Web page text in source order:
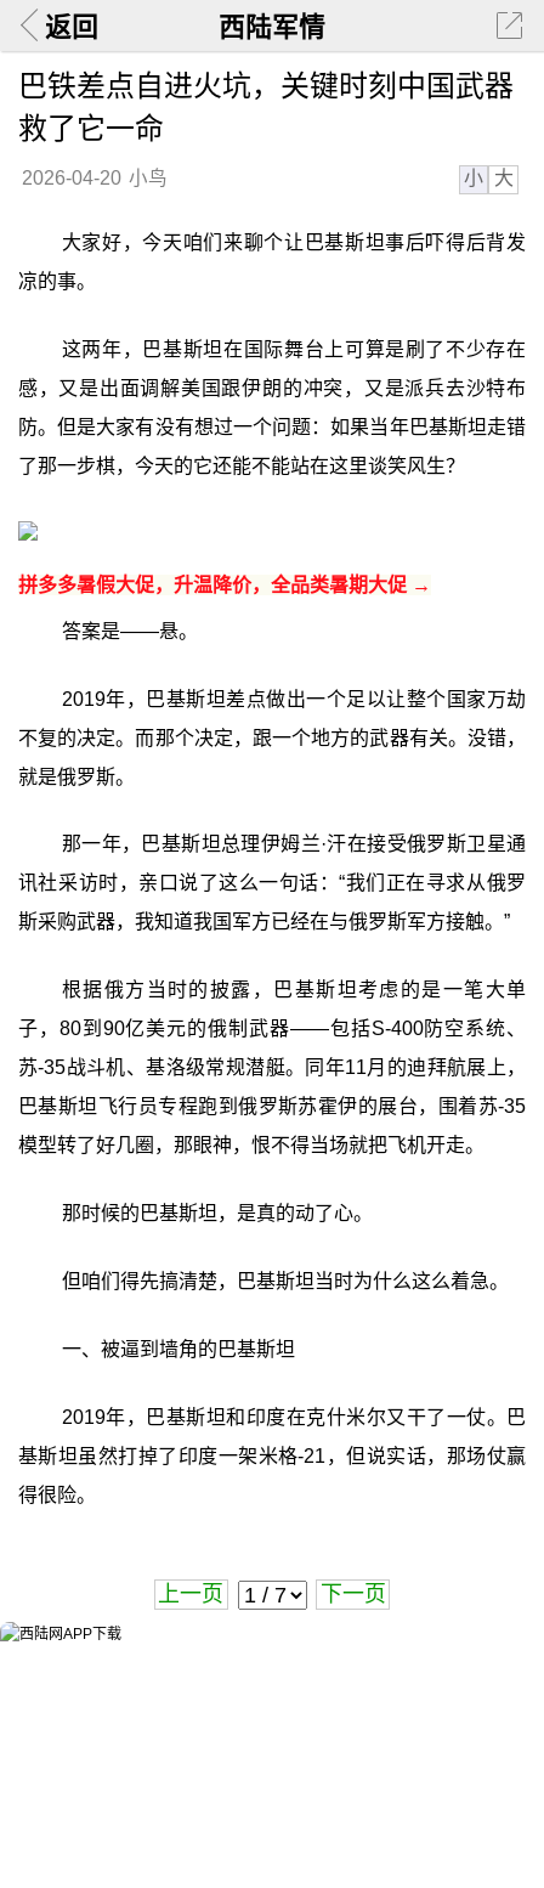
返回 西陆军情
巴铁差点自进火坑，关键时刻中国武器
救了它一命
2026-04-20 小鸟 小 大
大家好，今天咱们来聊个让巴基斯坦事后吓得后背发
凉的事。
这两年，巴基斯坦在国际舞台上可算是刷了不少存在
感，又是出面调解美国跟伊朗的冲突，又是派兵去沙特布
防。但是大家有没有想过一个问题：如果当年巴基斯坦走错
了那一步棋，今天的它还能不能站在这里谈笑风生？
拼多多暑假大促，升温降价，全品类暑期大促 →
答案是——悬。
2019年，巴基斯坦差点做出一个足以让整个国家万劫
不复的决定。而那个决定，跟一个地方的武器有关。没错，
就是俄罗斯。
那一年，巴基斯坦总理伊姆兰·汗在接受俄罗斯卫星通
讯社采访时，亲口说了这么一句话：“我们正在寻求从俄罗
斯采购武器，我知道我国军方已经在与俄罗斯军方接触。”
根据俄方当时的披露，巴基斯坦考虑的是一笔大单
子，80到90亿美元的俄制武器——包括S-400防空系统、
苏-35战斗机、基洛级常规潜艇。同年11月的迪拜航展上，
巴基斯坦飞行员专程跑到俄罗斯苏霍伊的展台，围着苏-35
模型转了好几圈，那眼神，恨不得当场就把飞机开走。
那时候的巴基斯坦，是真的动了心。
但咱们得先搞清楚，巴基斯坦当时为什么这么着急。
一、被逼到墙角的巴基斯坦
2019年，巴基斯坦和印度在克什米尔又干了一仗。巴
基斯坦虽然打掉了印度一架米格-21，但说实话，那场仗赢
得很险。
上一页 下一页